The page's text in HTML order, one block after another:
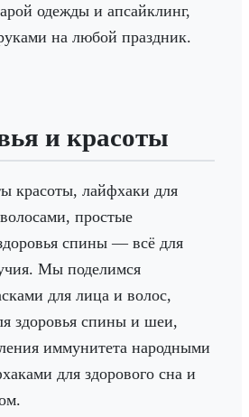
одежды и апсайклинг,
на любой праздник.
и красоты
красоты, лайфхаки для
простые
спины — всё для
Мы поделимся
для лица и волос,
здоровья спины и шеи,
иммунитета народными
для здорового сна и